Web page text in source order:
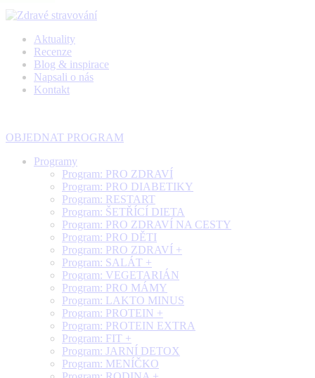
Aktuality
Recenze
Blog & inspirace
Napsali o nás
Kontakt
OBJEDNAT PROGRAM
Programy
Program: PRO ZDRAVÍ
Program: PRO DIABETIKY
Program: RESTART
Program: ŠETŘÍCÍ DIETA
Program: PRO ZDRAVÍ NA CESTY
Program: PRO DĚTI
Program: PRO ZDRAVÍ +
Program: SALÁT +
Program: VEGETARIÁN
Program: PRO MÁMY
Program: LAKTO MINUS
Program: PROTEIN +
Program: PROTEIN EXTRA
Program: FIT +
Program: JARNÍ DETOX
Program: MENÍČKO